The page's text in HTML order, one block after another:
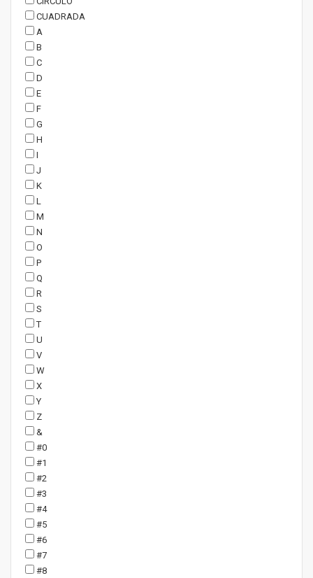
CUADRADA
A
B
C
D
E
F
G
H
I
J
K
L
M
N
O
P
Q
R
S
T
U
V
W
X
Y
Z
&
#0
#1
#2
#3
#4
#5
#6
#7
#8